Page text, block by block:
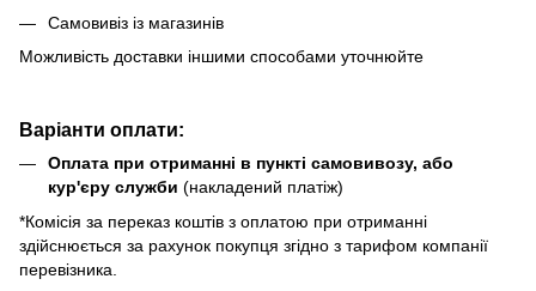
Самовивіз із магазинів
Можливість доставки іншими способами уточнюйте
Варіанти оплати:
Оплата при отриманні в пункті самовивозу, або
кур'єру служби (накладений платіж)
*Комісія за переказ коштів з оплатою при отриманні
здійснюється за рахунок покупця згідно з тарифом компанії
перевізника.